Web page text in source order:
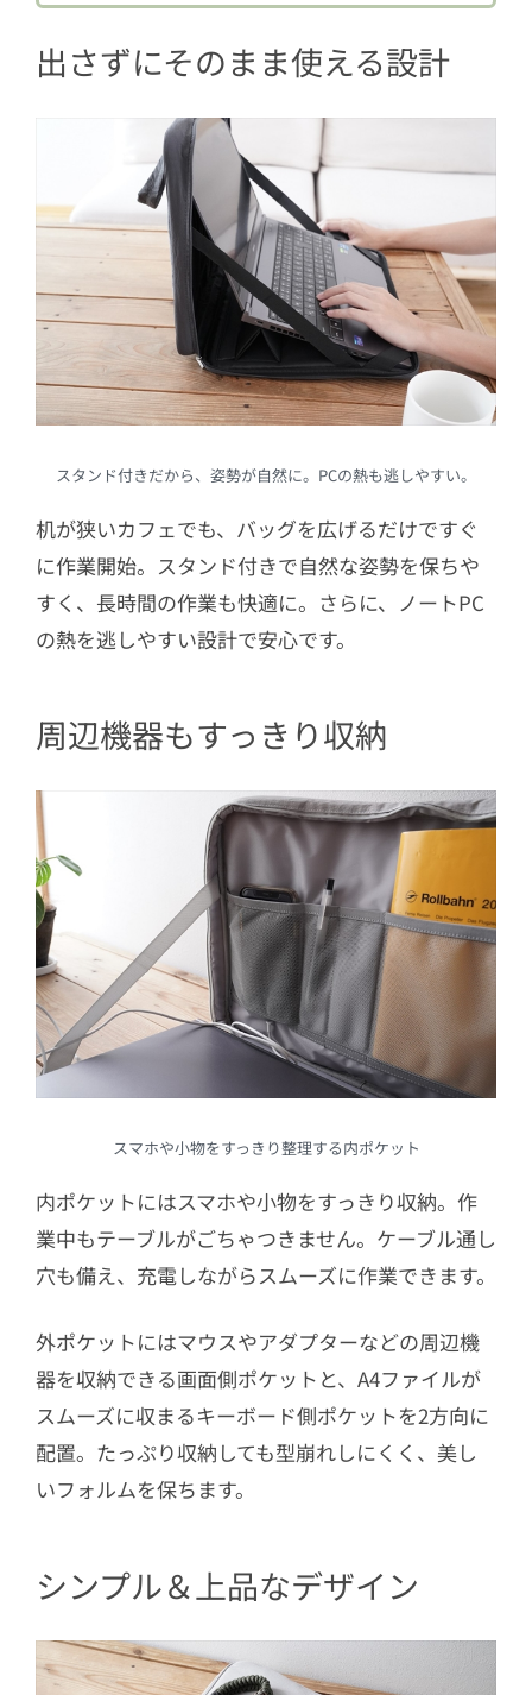
出さずにそのまま使える設計
スタンド付きだから、姿勢が自然に。PCの熱も逃しやすい。
机が狭いカフェでも、バッグを広げるだけですぐ
に作業開始。スタンド付きで自然な姿勢を保ちや
すく、長時間の作業も快適に。さらに、ノートPC
の熱を逃しやすい設計で安心です。
周辺機器もすっきり収納
スマホや小物をすっきり整理する内ポケット
内ポケットにはスマホや小物をすっきり収納。作
業中もテーブルがごちゃつきません。ケーブル通し
穴も備え、充電しながらスムーズに作業できます。
外ポケットにはマウスやアダプターなどの周辺機
器を収納できる画面側ポケットと、A4ファイルが
スムーズに収まるキーボード側ポケットを2方向に
配置。たっぷり収納しても型崩れしにくく、美し
いフォルムを保ちます。
シンプル＆上品なデザイン